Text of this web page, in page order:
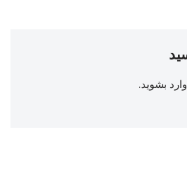
وارد بشوید.